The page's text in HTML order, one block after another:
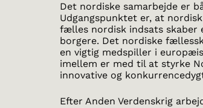
Det nordiske samarbejde er
Udgangspunktet er, at
fælles nordisk indsats skaber
borgere. Det nordiske
en vigtig medspiller i
imellem er med til at styrke
innovative og
Efter Anden Verdenskrig